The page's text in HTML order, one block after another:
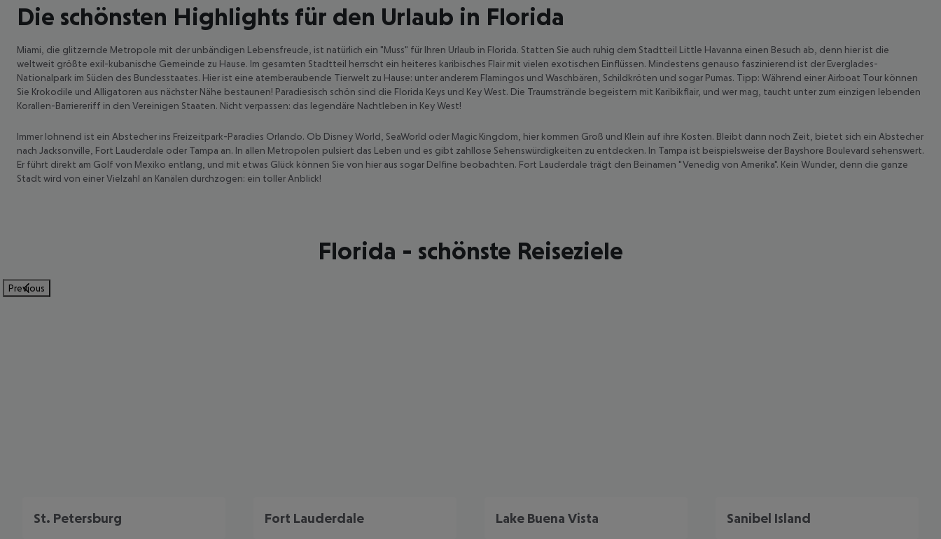
Die schönsten Highlights für den Urlaub in Florida
Miami, die glitzernde Metropole mit der unbändigen Lebensfreude, ist natürlich ein "Muss" für Ihren Urlaub in Florida. Statten Sie auch ruhig dem Stadtteil Little Havanna einen Besuch ab, denn hier ist die
weltweit größte exil-kubanische Gemeinde zu Hause. Im gesamten Stadtteil herrscht ein heiteres karibisches Flair mit vielen exotischen Einflüssen. Mindestens genauso faszinierend ist der Everglades-
Nationalpark im Süden des Bundesstaates. Hier ist eine atemberaubende Tierwelt zu Hause: unter anderem Flamingos und Waschbären, Schildkröten und sogar Pumas. Tipp: Während einer Airboat Tour können
Sie Krokodile und Alligatoren aus nächster Nähe bestaunen! Paradiesisch schön sind die Florida Keys und Key West. Die Traumstrände begeistern mit Karibikflair, und wer mag, taucht unter zum einzigen lebenden
Korallen-Barriereriff in den Vereinigen Staaten. Nicht verpassen: das legendäre Nachtleben in Key West!
Immer lohnend ist ein Abstecher ins Freizeitpark-Paradies Orlando. Ob Disney World, SeaWorld oder Magic Kingdom, hier kommen Groß und Klein auf ihre Kosten. Bleibt dann noch Zeit, bietet sich ein Abstecher
nach Jacksonville, Fort Lauderdale oder Tampa an. In allen Metropolen pulsiert das Leben und es gibt zahllose Sehenswürdigkeiten zu entdecken. In Tampa ist beispielsweise der Bayshore Boulevard sehenswert.
Er führt direkt am Golf von Mexiko entlang, und mit etwas Glück können Sie von hier aus sogar Delfine beobachten. Fort Lauderdale trägt den Beinamen "Venedig von Amerika". Kein Wunder, denn die ganze
Stadt wird von einer Vielzahl an Kanälen durchzogen: ein toller Anblick!
Florida - schönste Reiseziele
Previous
St. Petersburg Fort Lauderdale Lake Buena Vista Sanibel Island